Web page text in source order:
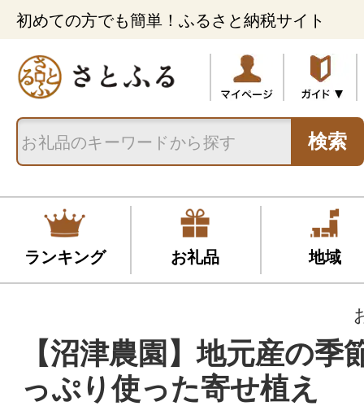
初めての方でも簡単！ふるさと納税サイト
検索
ランキング お礼品 地域
【沼津農園】地元産の季
っぷり使った寄せ植え